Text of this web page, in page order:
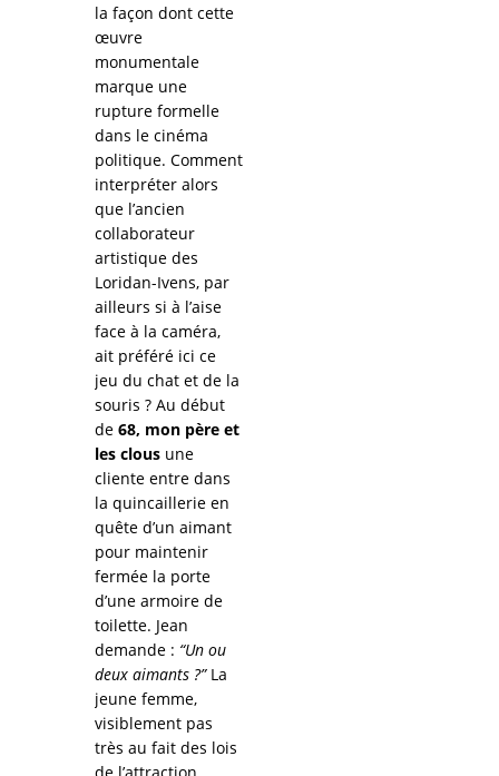
la façon dont cette
œuvre
monumentale
marque une
rupture formelle
dans le cinéma
politique. Comment
interpréter alors
que l’ancien
collaborateur
artistique des
Loridan-Ivens, par
ailleurs si à l’aise
face à la caméra,
ait préféré ici ce
jeu du chat et de la
souris ? Au début
de 68, mon père et
les clous une
cliente entre dans
la quincaillerie en
quête d’un aimant
pour maintenir
fermée la porte
d’une armoire de
toilette. Jean
demande : “Un ou
deux aimants ?”La
jeune femme,
visiblement pas
très au fait des lois